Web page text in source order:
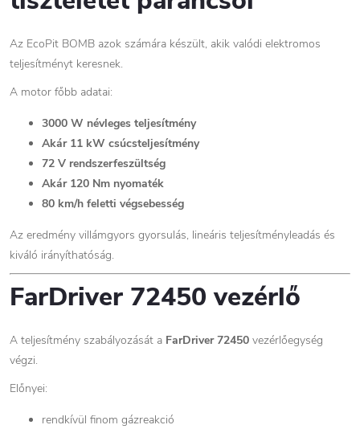
Az EcoPit BOMB azok számára készült, akik valódi elektromos
teljesítményt keresnek.
A motor főbb adatai:
3000 W névleges teljesítmény
Akár 11 kW csúcsteljesítmény
72 V rendszerfeszültség
Akár 120 Nm nyomaték
80 km/h feletti végsebesség
Az eredmény villámgyors gyorsulás, lineáris teljesítményleadás és
kiváló irányíthatóság.
FarDriver 72450 vezérlő
A teljesítmény szabályozását a FarDriver 72450 vezérlőegység
végzi.
Előnyei:
rendkívül finom gázreakció